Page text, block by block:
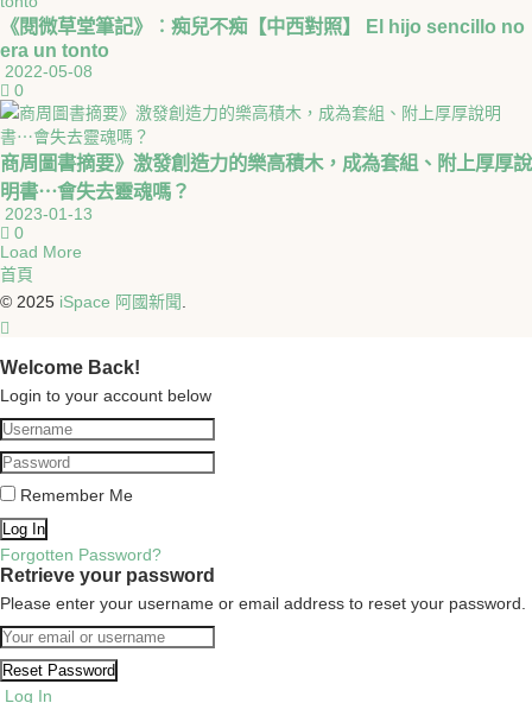
《閱微草堂筆記》︰痴兒不痴【中西對照】 El hijo sencillo no
era un tonto
2022-05-08
0
商周圖書摘要》激發創造力的樂高積木，成為套組、附上厚厚說
明書⋯會失去靈魂嗎？
2023-01-13
0
Load More
首頁
© 2025 iSpace 阿國新聞
Welcome Back!
Login to your account below
Remember Me
Forgotten Password?
Retrieve your password
Please enter your username or email address to reset your password.
Log In